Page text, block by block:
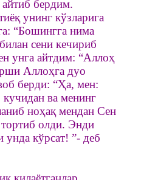
айтиб бердим.
унинг кўзларига
“Бошингга нима
сени кечириб
унга айтдим: “Аллоҳ
Аллоҳга дуо
берди: “Ҳа, мен:
ва менинг
ноҳақ мендан Сен
тортиб олди. Энди
унда кўрсат! ”- деб